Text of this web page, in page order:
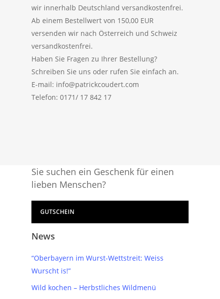
wir innerhalb Deutschland versandkostenfrei.
Ab einem Bestellwert von 150,00 EUR
versenden wir nach Österreich und Schweiz
versandkostenfrei.
Haben Sie Fragen zu Ihrer Bestellung?
Schreiben Sie uns oder rufen Sie einfach an.
E-mail: info@patrickcoudert.com
Telefon: 0171/ 17 842 17
Sie suchen ein Geschenk für einen
lieben Menschen?
GUTSCHEIN
News
“Oberbayern im Wurst-Wettstreit: Weiss
Wurscht is!”
Wild kochen – Herbstliches Wildmenü